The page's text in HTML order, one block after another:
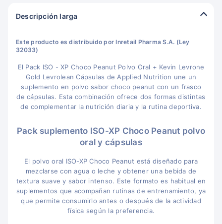
Descripción larga
Este producto es distribuido por Inretail Pharma S.A. (Ley
32033)
El Pack ISO - XP Choco Peanut Polvo Oral + Kevin Levrone
Gold Levrolean Cápsulas de Applied Nutrition une un
suplemento en polvo sabor choco peanut con un frasco
de cápsulas. Esta combinación ofrece dos formas distintas
de complementar la nutrición diaria y la rutina deportiva.
Pack suplemento ISO-XP Choco Peanut polvo
oral y cápsulas
El polvo oral ISO-XP Choco Peanut está diseñado para
mezclarse con agua o leche y obtener una bebida de
textura suave y sabor intenso. Este formato es habitual en
suplementos que acompañan rutinas de entrenamiento, ya
que permite consumirlo antes o después de la actividad
física según la preferencia.